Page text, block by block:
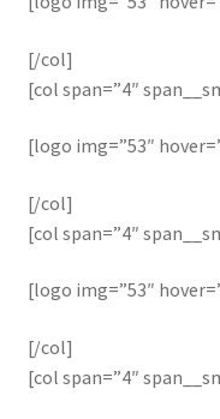
[/col]
[col span=”4″
[logo img=”53″
[/col]
[col span=”4″
[logo img=”53″
[/col]
[col span=”4″